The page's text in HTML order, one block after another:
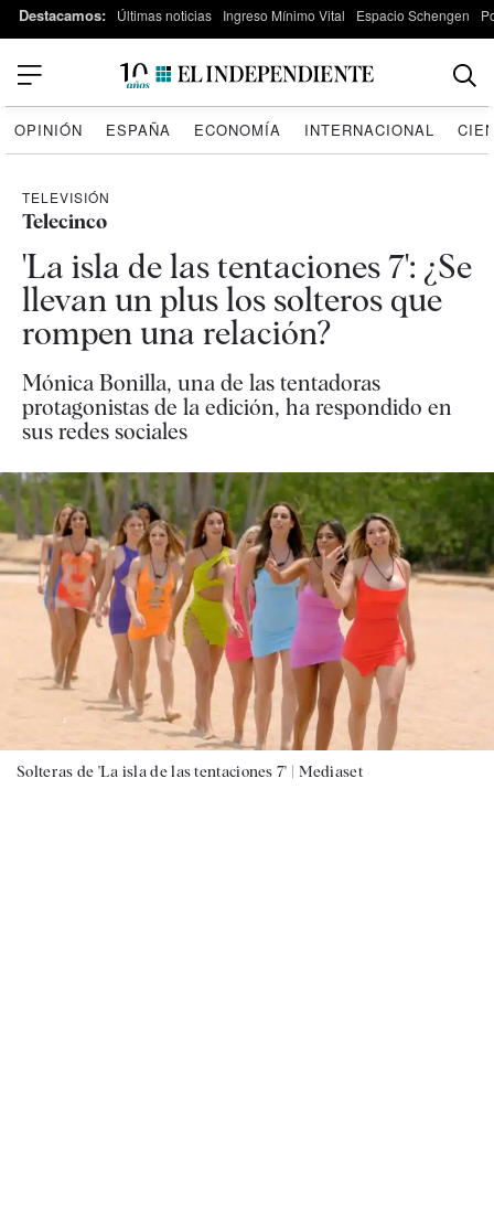
Destacamos: Últimas noticias Ingreso Mínimo Vital Espacio Schengen
OPINIÓN ESPAÑA ECONOMÍA INTERNACIONAL
TELEVISIÓN
Telecinco
'La isla de las tentaciones 7': ¿Se
llevan un plus los solteros que
rompen una relación?
Mónica Bonilla, una de las tentadoras
protagonistas de la edición, ha respondido en
sus redes sociales
Solteras de 'La isla de las tentaciones 7' | Mediaset